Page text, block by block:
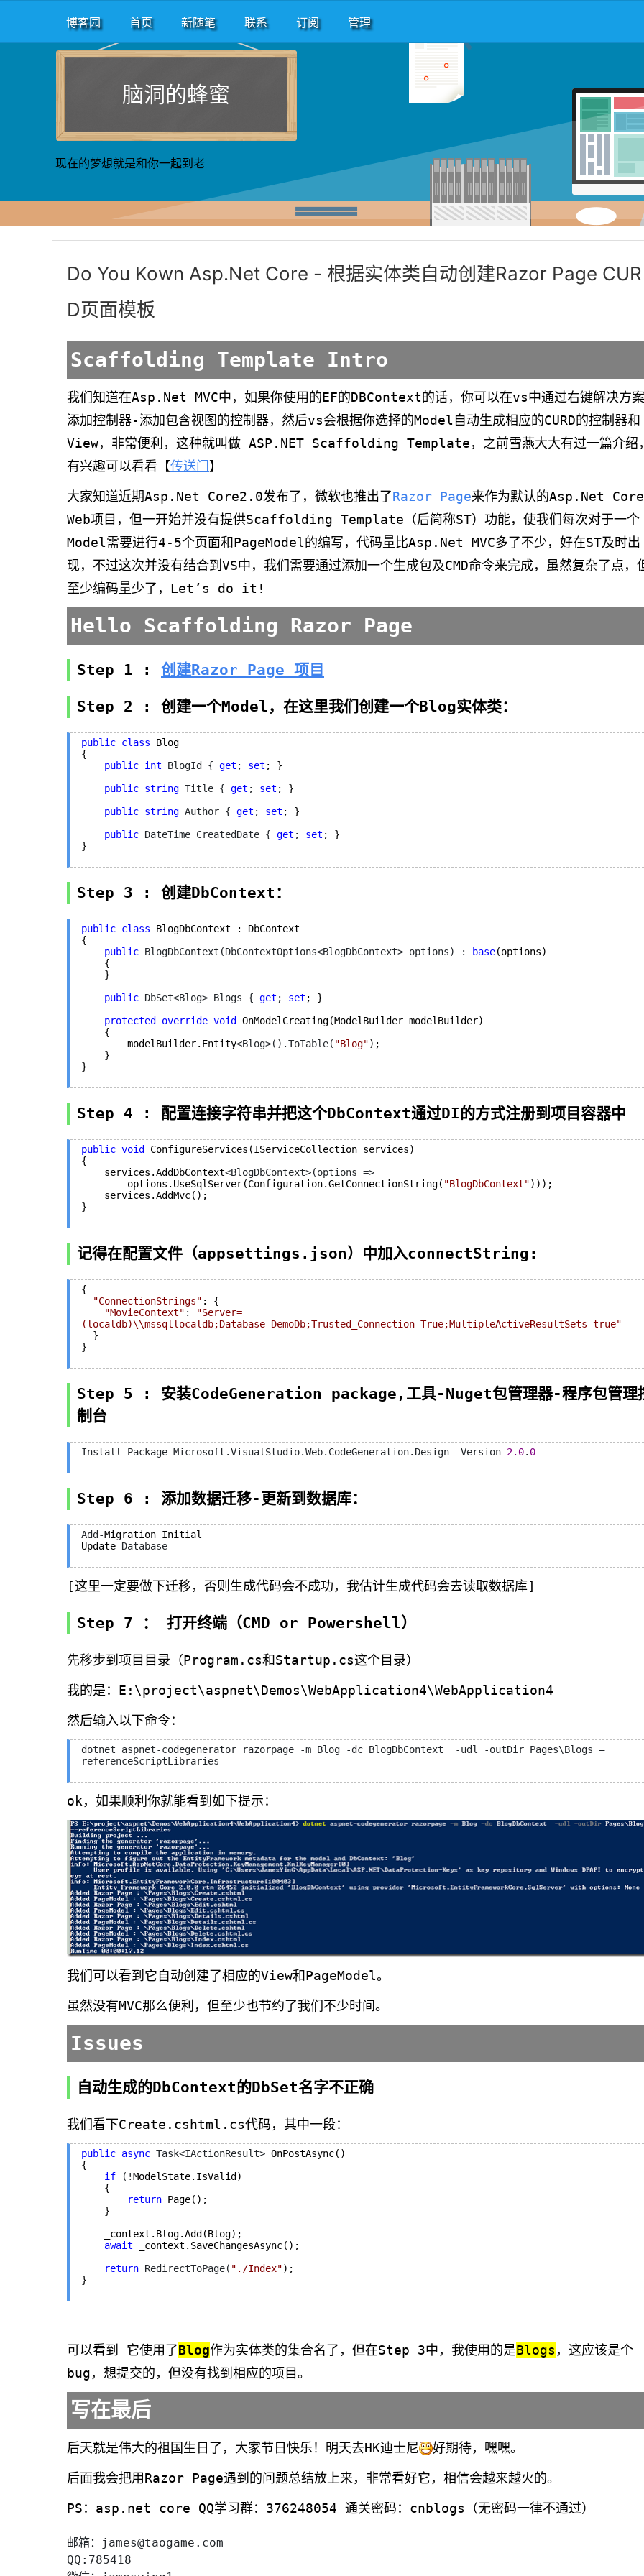
脑洞的蜂蜜
现在的梦想就是和你一起到老
博客园 首页 新随笔 联系 订阅 管理
Do You Kown Asp.Net Core - 根据实体类自动创建Razor Page CUR
D页面模板
Scaffolding Template Intro
我们知道在Asp.Net MVC中，如果你使用的EF的DBContext的话，你可以在vs中通过右键解决方
添加控制器-添加包含视图的控制器，然后vs会根据你选择的Model自动生成相应的CURD的控制器和
View，非常便利，这种就叫做 ASP.NET Scaffolding Template，之前雪燕大大有过一篇介绍
有兴趣可以看看【传送门】
大家知道近期Asp.Net Core2.0发布了，微软也推出了Razor Page来作为默认的Asp.Net Core
Web项目，但一开始并没有提供Scaffolding Template（后简称ST）功能，使我们每次对于一个
Model需要进行4-5个页面和PageModel的编写，代码量比Asp.Net MVC多了不少，好在ST及时出
现，不过这次并没有结合到VS中，我们需要通过添加一个生成包及CMD命令来完成，虽然复杂了点，
至少编码量少了，Let’s do it!
Hello Scaffolding Razor Page
Step 1 : 创建Razor Page 项目
Step 2 : 创建一个Model，在这里我们创建一个Blog实体类：
public class Blog
{
public int BlogId { get ; set ; }
public string Title { get ; set ; }
public string Author { get ; set ; }
public DateTime CreatedDate { get ; set ; }
}
Step 3 : 创建DbContext：
public class BlogDbContext : DbContext
{
public BlogDbContext(DbContextOptions<BlogDbContext> options) : base(options)
public DbSet<Blog> Blogs { get ; set ; }
protected
override void
OnModelCreating(ModelBuilder modelBuilder)
        modelBuilder.Entity
<Blog>().ToTable( "Blog");
}
Step 4 : 配置连接字符串并把这个DbContext通过DI的方式注册到项目容器中
public void
ConfigureServices(IServiceCollection services)
{
    services.AddDbContext
<BlogDbContext>(options =>
        options.UseSqlServer(Configuration.GetConnectionString(
"BlogDbContext")));
}
记得在配置文件（appsettings.json）中加入connectString:
{
"ConnectionStrings" : {
"MovieContext" : "Server=
(localdb)\\mssqllocaldb;Database=DemoDb;Trusted_Connection=True;MultipleActiveResultSets=true"
}
Step 5 : 安装CodeGeneration package,工具-Nuget包管理器-程序包管理
制台
Install-Package Microsoft.VisualStudio.Web.CodeGeneration.Design -Version 2.0. 0
Step 6 : 添加数据迁移-更新到数据库：
Add-Migration Initial
Update-Database
[这里一定要做下迁移，否则生成代码会不成功，我估计生成代码会去读取数据库]
Step 7 ： 打开终端（CMD or Powershell）
先移步到项目目录（Program.cs和Startup.cs这个目录）
我的是：E:\project\aspnet\Demos\WebApplication4\WebApplication4
然后输入以下命令：
dotnet aspnet-codegenerator razorpage -m Blog -dc BlogDbContext  -udl -outDir Pages\Blogs –
referenceScriptLibraries
ok，如果顺利你就能看到如下提示：
我们可以看到它自动创建了相应的View和PageModel。
虽然没有MVC那么便利，但至少也节约了我们不少时间。
Issues
自动生成的DbContext的DbSet名字不正确
我们看下Create.cshtml.cs代码，其中一段：
public async Task<IActionResult> OnPostAsync()
{
if (!ModelState.IsValid)
return Page();
await _context.SaveChangesAsync();
return RedirectToPage( " ./Index");
}
可以看到 它使用了Blog作为实体类的集合名了，但在Step 3中，我使用的是Blogs ，这应该是个
bug，想提交的，但没有找到相应的项目。
写在最后
后天就是伟大的祖国生日了，大家节日快乐！明天去HK迪士尼
好期待，嘿嘿。
后面我会把用Razor Page遇到的问题总结放上来，非常看好它，相信会越来越火的。
PS：asp.net core QQ学习群：376248054 通关密码：cnblogs（无密码一律不通过）
邮箱：james@taogame.com
QQ:785418